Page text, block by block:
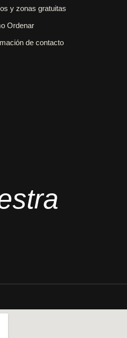
y zonas gratuitas
Ordenar
de contacto